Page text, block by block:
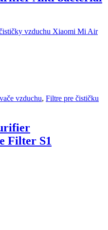
vzduchu Xiaomi Mi Air
vzduchu, Filtre pre čističku
Filter S1